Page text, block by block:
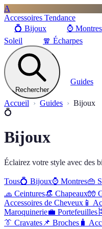
A
Accessoires Tendance
💍 Bijoux ⌚ Montres
Soleil
🧣 Écharpes
Rechercher
Guides
Accueil Guides
Bijoux
💍
Bijoux
Éclairez votre style avec des
Tous💍 Bijoux⌚ Montres👜
🧢 Ceintures👒 Chapeaux🧤
Accessoires de Cheveux 📱
Maroquinerie💼 Portefeuilles
👔 Cravates 📌 Broches 🧳